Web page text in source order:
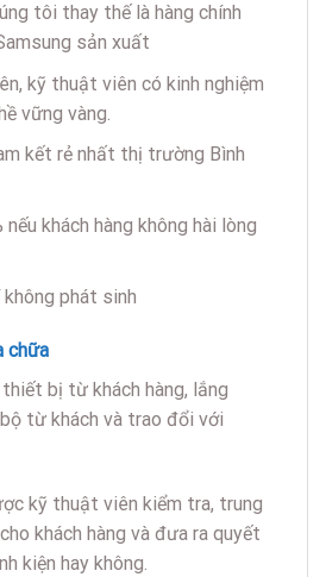
tôi thay thế là hàng chính
sản xuất
kỹ thuật viên có kinh nghiệm
vững vàng.
kết rẻ nhất thị trường Bình
khách hàng không hài lòng
phát sinh
chữa
bị từ khách hàng, lắng
từ khách và trao đổi với
kỹ thuật viên kiểm tra, trung
khách hàng và đưa ra quyết
kiện hay không.